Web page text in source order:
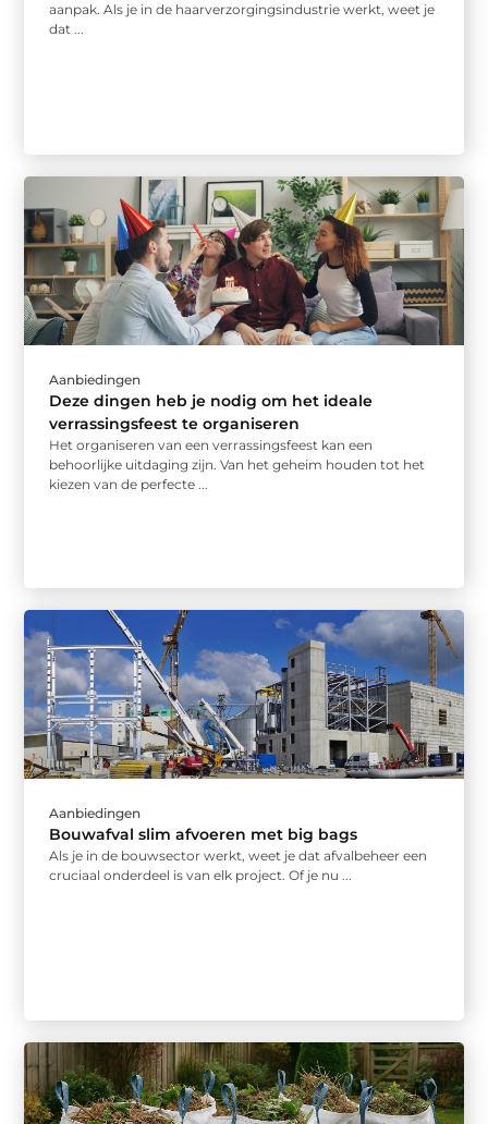
aanpak. Als je in de haarverzorgingsindustrie werkt, weet je
dat ...
Aanbiedingen
Deze dingen heb je nodig om het ideale
verrassingsfeest te organiseren
Het organiseren van een verrassingsfeest kan een
behoorlijke uitdaging zijn. Van het geheim houden tot het
kiezen van de perfecte ...
Aanbiedingen
Bouwafval slim afvoeren met big bags
Als je in de bouwsector werkt, weet je dat afvalbeheer een
cruciaal onderdeel is van elk project. Of je nu ...